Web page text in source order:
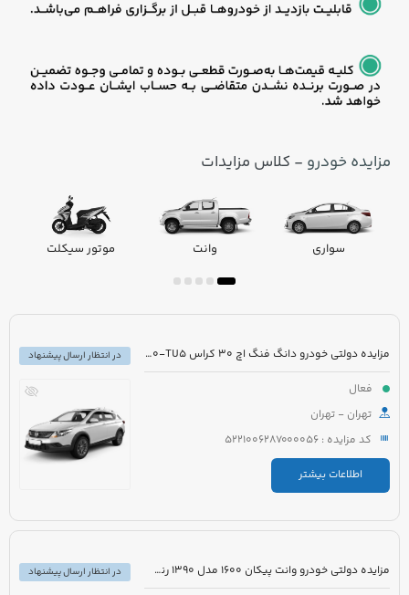
مزایده خودرو - کلاس مزایدات
سواری وانت موتور سیکلت
مزایده دولتی خودرو دانگ فنگ اچ 30 کراس H30-TU5 مدل 1396 رنگ سفید
فعال
تهران - تهران
کد مزایده : 5221006287000056
اطلاعات بیشتر
در انتظار ارسال پیشنهاد
مزایده دولتی خودرو وانت پیکان 1600 مدل 1390 رنگ سفید
در انتظار ارسال پیشنهاد